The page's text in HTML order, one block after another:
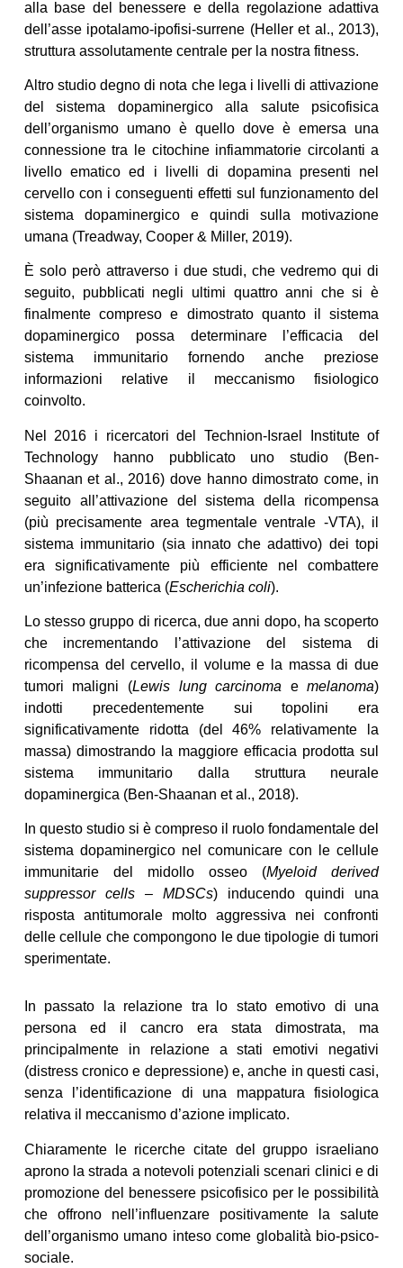
alla base del benessere e della regolazione adattiva
dell’asse ipotalamo-ipofisi-surrene (Heller et al., 2013),
struttura assolutamente centrale per la nostra fitness.
Altro studio degno di nota che lega i livelli di attivazione
del sistema dopaminergico alla salute psicofisica
dell’organismo umano è quello dove è emersa una
connessione tra le citochine infiammatorie circolanti a
livello ematico ed i livelli di dopamina presenti nel
cervello con i conseguenti effetti sul funzionamento del
sistema dopaminergico e quindi sulla motivazione
umana (Treadway, Cooper & Miller, 2019).
È solo però attraverso i due studi, che vedremo qui di
seguito, pubblicati negli ultimi quattro anni che si è
finalmente compreso e dimostrato quanto il sistema
dopaminergico possa determinare l’efficacia del
sistema immunitario fornendo anche preziose
informazioni relative il meccanismo fisiologico
coinvolto.
Nel 2016 i ricercatori del Technion-Israel Institute of
Technology hanno pubblicato uno studio (Ben-
Shaanan et al., 2016) dove hanno dimostrato come, in
seguito all’attivazione del sistema della ricompensa
(più precisamente area tegmentale ventrale -VTA), il
sistema immunitario (sia innato che adattivo) dei topi
era significativamente più efficiente nel combattere
un’infezione batterica (Escherichia coli).
Lo stesso gruppo di ricerca, due anni dopo, ha scoperto
che incrementando l’attivazione del sistema di
ricompensa del cervello, il volume e la massa di due
tumori maligni (Lewis lung carcinoma emelanoma)
indotti precedentemente sui topolini era
significativamente ridotta (del 46% relativamente la
massa) dimostrando la maggiore efficacia prodotta sul
sistema immunitario dalla struttura neurale
dopaminergica (Ben-Shaanan et al., 2018).
In questo studio si è compreso il ruolo fondamentale del
sistema dopaminergico nel comunicare con le cellule
immunitarie del midollo osseo (Myeloid derived
suppressor cells – MDSCs) inducendo quindi una
risposta antitumorale molto aggressiva nei confronti
delle cellule che compongono le due tipologie di tumori
sperimentate.
In passato la relazione tra lo stato emotivo di una
persona ed il cancro era stata dimostrata, ma
principalmente in relazione a stati emotivi negativi
(distress cronico e depressione) e, anche in questi casi,
senza l’identificazione di una mappatura fisiologica
relativa il meccanismo d’azione implicato.
Chiaramente le ricerche citate del gruppo israeliano
aprono la strada a notevoli potenziali scenari clinici e di
promozione del benessere psicofisico per le possibilità
che offrono nell’influenzare positivamente la salute
dell’organismo umano inteso come globalità bio-psico-
sociale.